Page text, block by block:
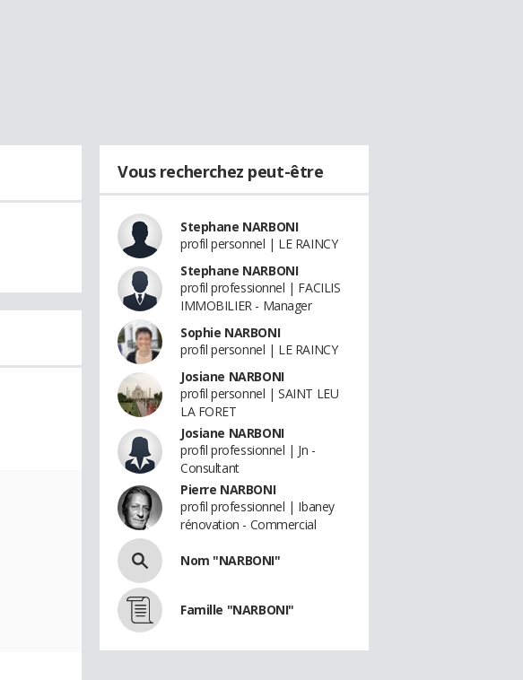
Vous recherchez peut-être
Stephane NARBONI
profil personnel | LE RAINCY
Stephane NARBONI
profil professionnel | FACILIS
IMMOBILIER - Manager
Sophie NARBONI
profil personnel | LE RAINCY
Josiane NARBONI
profil personnel | SAINT LEU
LA FORET
Josiane NARBONI
profil professionnel | Jn -
Consultant
Pierre NARBONI
profil professionnel | Ibaney
rénovation - Commercial
Nom "NARBONI"
Famille "NARBONI"